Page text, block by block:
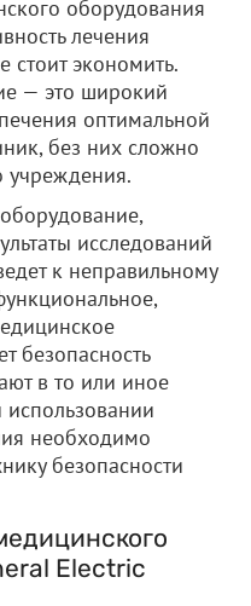
оборудования
лечения
стоит экономить.
— это широкий
оптимальной
без них сложно
учреждения.
исследований
к неправильному
безопасность
в то или иное
необходимо
безопасности
Electric